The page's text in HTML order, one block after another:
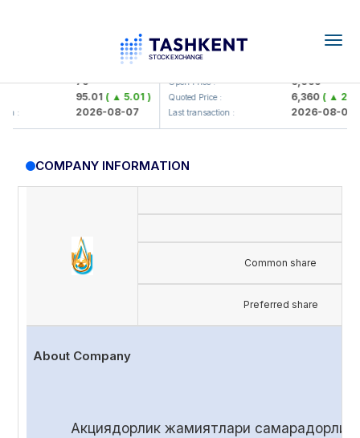
79
95.01( ▲ 5.01 )
2026-08-07
UZMK (<O'zmetkombinat> AJ)
Open Price : 6,099
Quoted Price : 6,360( ▲
Last transaction : 2026-08-07
COMPANY INFORMATION
Common share
Preferred share
About Company
Акциядорлик жамиятлари